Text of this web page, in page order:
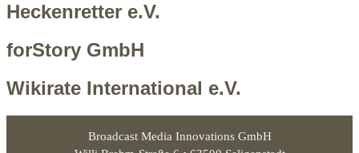
Heckenretter e.V.
forStory GmbH
Wikirate International e.V.
Broadcast Media Innovations GmbH